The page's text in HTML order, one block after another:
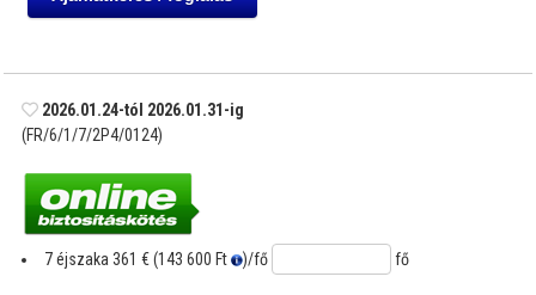
2026.01.24-tól 2026.01.31-ig
(FR/6/1/7/2P4/0124)
7 éjszaka 361 € (143 600 Ft )/fő fő